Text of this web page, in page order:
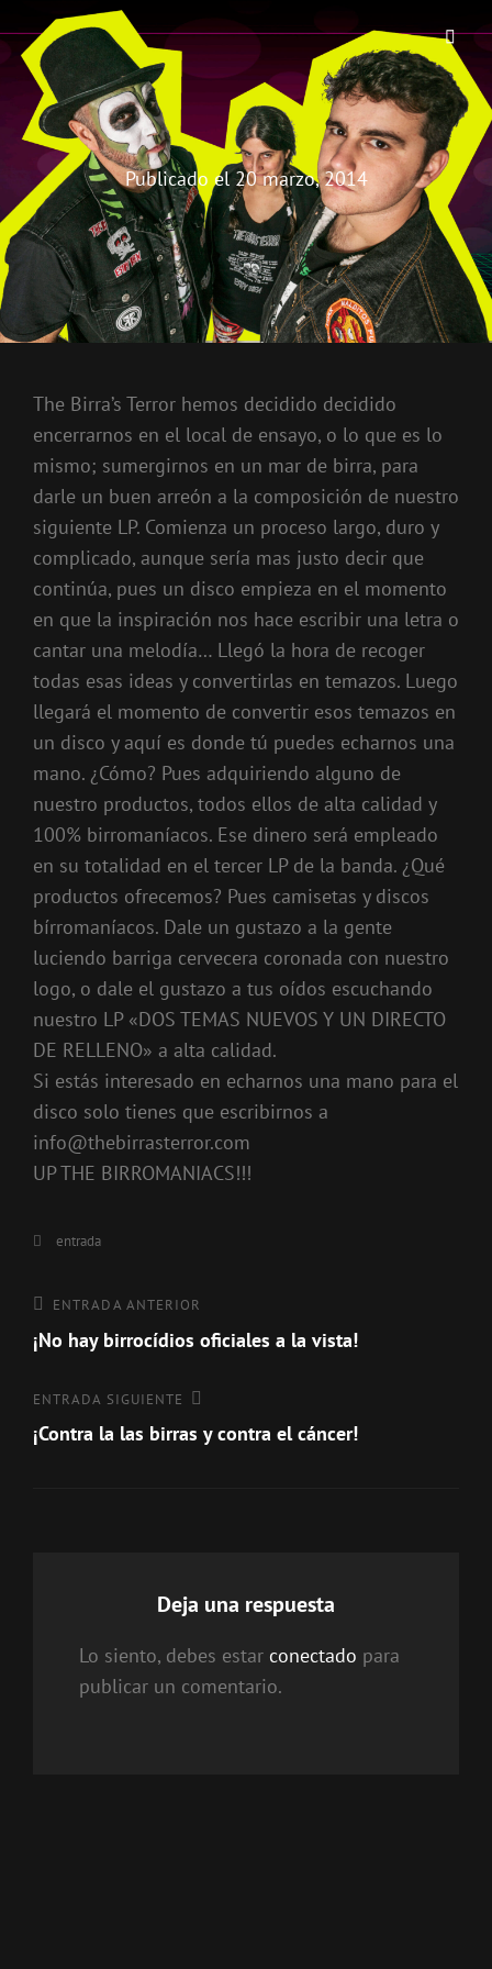
THE BIRRA'S TERROR
Aterrorizando Birras Desde 2010
Publicado el20 marzo, 2014
The Birra’s Terror hemos decidido decidido
encerrarnos en el local de ensayo, o lo que es lo
mismo; sumergirnos en un mar de birra, para
darle un buen arreón a la composición de nuestro
siguiente LP. Comienza un proceso largo, duro y
complicado, aunque sería mas justo decir que
continúa, pues un disco empieza en el momento
en que la inspiración nos hace escribir una letra o
cantar una melodía… Llegó la hora de recoger
todas esas ideas y convertirlas en temazos. Luego
llegará el momento de convertir esos temazos en
un disco y aquí es donde tú puedes echarnos una
mano. ¿Cómo? Pues adquiriendo alguno de
nuestro productos, todos ellos de alta calidad y
100% birromaníacos. Ese dinero será empleado
en su totalidad en el tercer LP de la banda. ¿Qué
productos ofrecemos? Pues camisetas y discos
bírromaníacos. Dale un gustazo a la gente
luciendo barriga cervecera coronada con nuestro
logo, o dale el gustazo a tus oídos escuchando
nuestro LP «DOS TEMAS NUEVOS Y UN DIRECTO
DE RELLENO» a alta calidad.
Si estás interesado en echarnos una mano para el
disco solo tienes que escribirnos a
info@thebirrasterror.com
UP THE BIRROMANIACS!!!
Categorías
entrada
Navegación
de
Entrada
anterior
ENTRADA ANTERIOR
¡No hay birrocídios oficiales a la vista!
Entrada
siguiente
ENTRADA SIGUIENTE
¡Contra la las birras y contra el cáncer!
Deja una respuesta
Lo siento, debes estar conectado para
publicar un comentario.